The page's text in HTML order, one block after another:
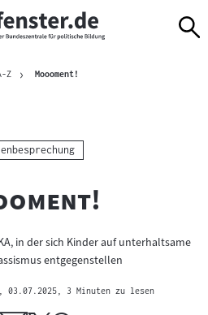
Z Moooment!
in der sich Kinder auf unterhaltsame
entgegenstellen
, 03.07.2025 , 3 Minuten zu lesen